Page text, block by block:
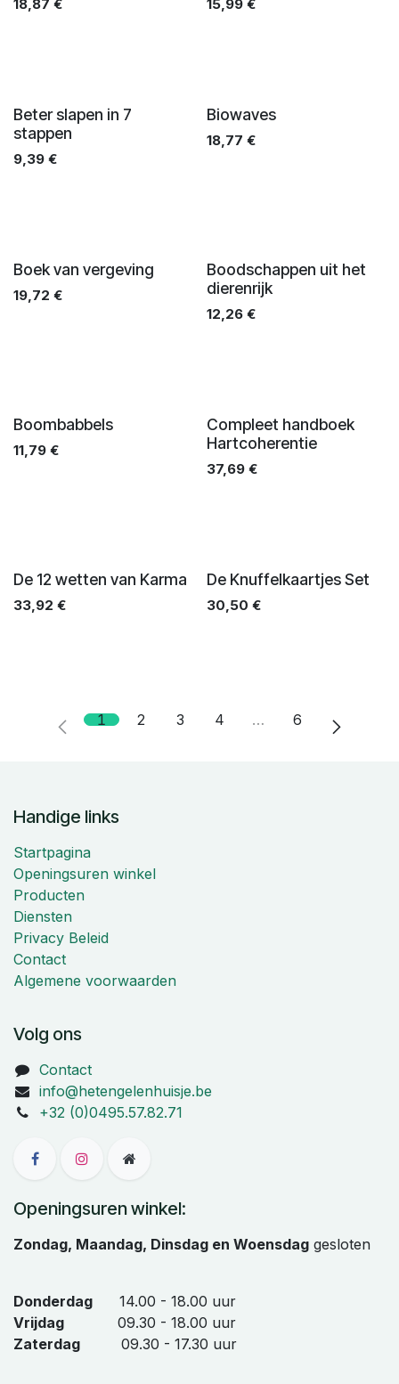
18,87 € 15,99€
Beter slapen in 7
stappen
9,39 €
Biowaves
18,77 €
Boek van vergeving
19,72 €
Boodschappen uit het
dierenrijk
12,26€
Boombabbels
11,79 €
Compleet handboek
Hartcoherentie
37,69€
De 12 wetten van Karma
33,92 €
De Knuffelkaartjes Set
30,50 €
1 2 3 4 … 6
Handige links
Startpagina
Openingsuren winkel
Producten
Diensten
Privacy Beleid
Contact
Algemene voorwaarden
Volg ons
Contact
info@hetengelenhuisje.be
+32 (0)0495.57.82.71
Openingsuren winkel:
Zondag, Maandag, Dinsdag en Woensdag gesloten
Donderdag
14.00 - 18.00 uur
Vrijdag
09.30 - 18.00 uur
Zaterdag
09.30 - 17.30 uur